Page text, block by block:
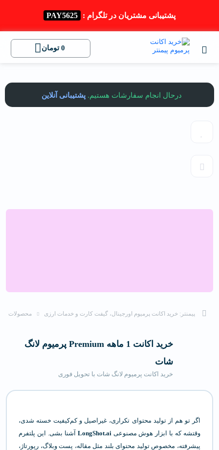
پشتیبانی مشتریان در تلگرام : PAY5625
0 تومان
درحال انجام سفارشات هستیم. پشتیبانی آنلاین
پیمنتر: خرید اکانت پرمیوم اورجینال، گیفت کارت و خدمات ارزی محصولات
خرید اکانت 1 ماهه Premium پرمیوم لانگ
شات
خرید اکانت پرمیوم لانگ شات با تحویل فوری
اگر تو هم از تولید محتوای تکراری، غیراصیل و کم‌کیفیت خسته شدی،
وقتشه که با ابزار هوش مصنوعیLongShot.ai آشنا بشی. این پلتفرم
پیشرفته، مخصوص تولید محتوای بلند مثل مقاله، پست وبلاگ، رپورتاژ،